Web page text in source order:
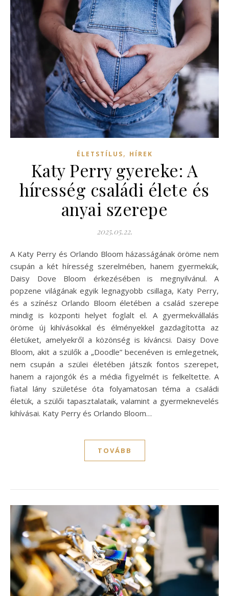
ÉLETSTÍLUS, HÍREK
Katy Perry gyereke: A
híresség családi élete és
anyai szerepe
2025.05.22.
A Katy Perry és Orlando Bloom házasságának öröme nem
csupán a két híresség szerelmében, hanem gyermekük,
Daisy Dove Bloom érkezésében is megnyilvánul. A
popzene világának egyik legnagyobb csillaga, Katy Perry,
és a színész Orlando Bloom életében a család szerepe
mindig is központi helyet foglalt el. A gyermekvállalás
öröme új kihívásokkal és élményekkel gazdagította az
életüket, amelyekről a közönség is kíváncsi. Daisy Dove
Bloom, akit a szülők a „Doodle” becenéven is emlegetnek,
nem csupán a szülei életében játszik fontos szerepet,
hanem a rajongók és a média figyelmét is felkeltette. A
fiatal lány születése óta folyamatosan téma a családi
életük, a szülői tapasztalataik, valamint a gyermeknevelés
kihívásai. Katy Perry és Orlando Bloom…
TOVÁBB